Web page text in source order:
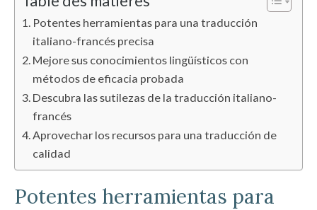
Potentes herramientas para una traducción
italiano-francés precisa
Mejore sus conocimientos lingüísticos con
métodos de eficacia probada
Descubra las sutilezas de la traducción italiano-
francés
Aprovechar los recursos para una traducción de
calidad
Potentes herramientas para